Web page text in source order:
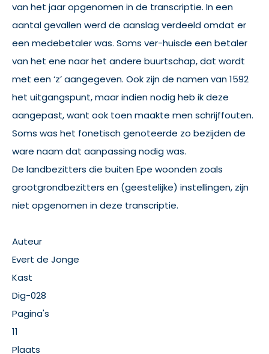
van het jaar opgenomen in de transcriptie. In een
aantal gevallen werd de aanslag verdeeld omdat er
een medebetaler was. Soms ver-huisde een betaler
van het ene naar het andere buurtschap, dat wordt
met een ‘z’ aangegeven. Ook zijn de namen van 1592
het uitgangspunt, maar indien nodig heb ik deze
aangepast, want ook toen maakte men schrijffouten.
Soms was het fonetisch genoteerde zo bezijden de
ware naam dat aanpassing nodig was.
De landbezitters die buiten Epe woonden zoals
grootgrondbezitters en (geestelijke) instellingen, zijn
niet opgenomen in deze transcriptie.
Auteur
Evert de Jonge
Kast
Dig-028
Pagina's
11
Plaats